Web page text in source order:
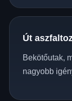
Út
Bekötőutak,
nagyobb